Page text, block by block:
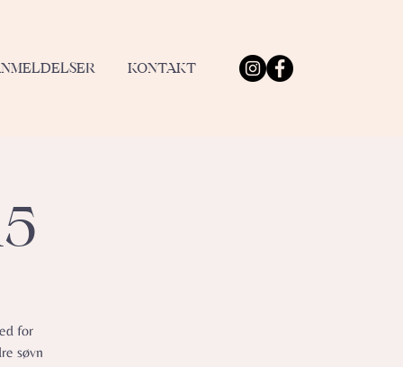
KONTAKT
for
søvn